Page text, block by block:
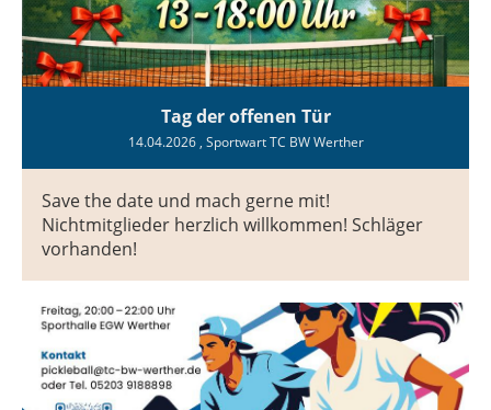
Tag der offenen Tür
14.04.2026, Sportwart TC BW Werther
Save the date und mach gerne mit!
Nichtmitglieder herzlich willkommen! Schläger
vorhanden!